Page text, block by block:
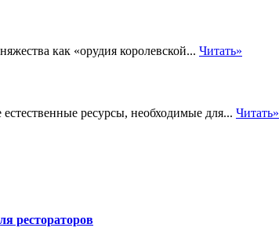
как «орудия королевской... Читать»
ресурсы, необходимые для... Читать»
рестораторов